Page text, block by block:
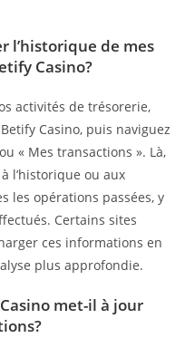
l’historique de mes
Casino?
activités de trésorerie,
Casino, puis naviguez
« Mes transactions ». Là,
l’historique ou aux
les opérations passées, y
Certains sites
ces informations en
plus approfondie.
met-il à jour